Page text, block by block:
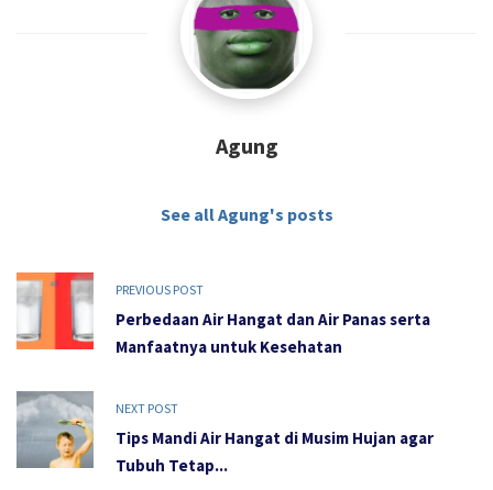
Agung
See all Agung's posts
PREVIOUS POST
Perbedaan Air Hangat dan Air Panas serta
Manfaatnya untuk Kesehatan
NEXT POST
Tips Mandi Air Hangat di Musim Hujan agar
Tubuh Tetap...